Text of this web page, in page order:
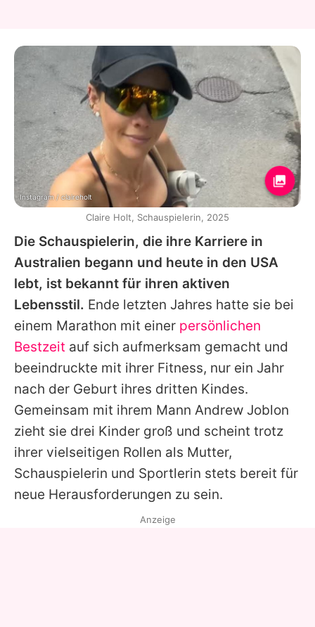
Die Schauspielerin, die ihre Karriere in
Australien begann und heute in den USA
lebt, ist bekannt für ihren aktiven
Lebensstil. Ende letzten Jahres hatte sie bei
einem Marathon mit einer persönlichen
Bestzeit auf sich aufmerksam gemacht und
beeindruckte mit ihrer Fitness, nur ein Jahr
nach der Geburt ihres dritten Kindes.
Gemeinsam mit ihrem Mann Andrew Joblon
zieht sie drei Kinder groß und scheint trotz
ihrer vielseitigen Rollen als Mutter,
Schauspielerin und Sportlerin stets bereit für
neue Herausforderungen zu sein.
Instagram / claireholt
Claire Holt, Schauspielerin, 2025
Anzeige